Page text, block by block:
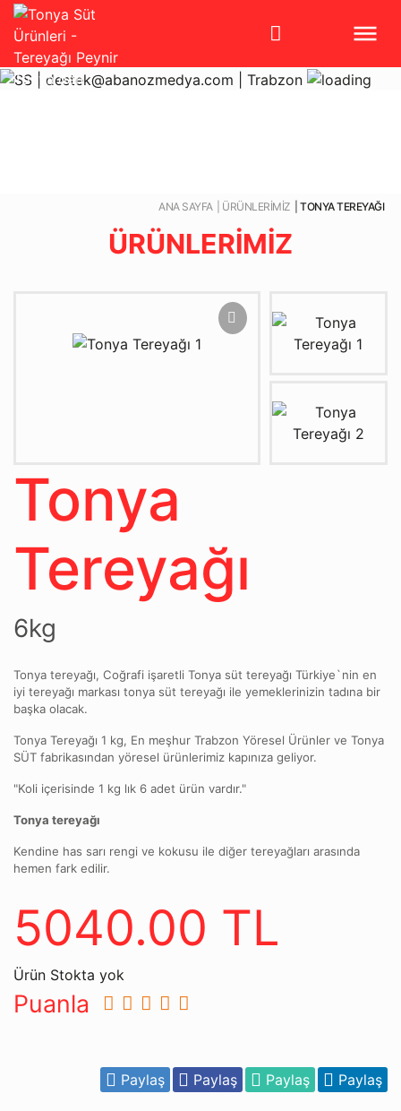
ANA SAYFA ÜRÜNLERİMİZ TONYA TEREYAĞI
ÜRÜNLERİMİZ
Tonya
Tereyağı
6kg
Tonya tereyağı, Coğrafi işaretli Tonya süt tereyağı Türkiye`nin en
iyi tereyağı markası tonya süt tereyağı ile yemeklerinizin tadına bir
başka olacak.
Tonya Tereyağı 1 kg, En meşhur Trabzon Yöresel Ürünler ve Tonya
SÜT fabrikasından yöresel ürünlerimiz kapınıza geliyor.
"Koli içerisinde 1 kg lık 6 adet ürün vardır."
Tonya tereyağı
Kendine has sarı rengi ve kokusu ile diğer tereyağları arasında
hemen fark edilir.
5040.00 TL
Ürün Stokta yok
Puanla
Paylaş
Paylaş
Paylaş
Paylaş